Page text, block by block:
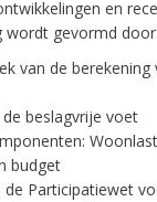
en
wordt gevormd door:
van de berekening
beslagvrije voet
budget
de Participatiewet